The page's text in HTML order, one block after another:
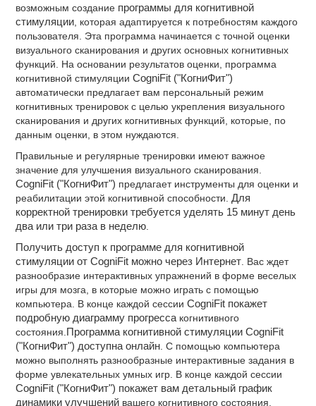
возможным создание программы для когнитивной
стимуляции , которая адаптируется к потребностям каждого
пользователя. Эта программа начинается с точной оценки
визуального сканирования и других основных когнитивных
функций. На основании результатов оценки, программа
когнитивной стимуляцииCogniFit ("КогниФит")
автоматически предлагает вам персональный режим
когнитивных тренировок с целью укрепления визуального
сканирования и других когнитивных функций, которые, по
данным оценки, в этом нуждаются.
Правильные и регулярные тренировки имеют важное
значение для улучшения визуального сканирования.
CogniFit ("КогниФит") предлагает инструменты для оценки и
реабилитации этой когнитивной способности.Для
корректной тренировки требуется уделять 15 минут день
два или три раза в неделю
Получить доступ к программе для когнитивной
стимуляции от CogniFit можно через Интернет . Вас ждет
разнообразие интерактивных упражнений в форме веселых
игры для мозга, в которые можно играть с помощью
компьютера. В конце каждой сессииCogniFit покажет
подробную диаграмму прогресса когнитивного
состояния. Программа когнитивной стимуляции CogniFit
("КогниФит") доступна онлайн . С помощью компьютера
можно выполнять разнообразные интерактивные задания в
форме увлекательных умных игр. В конце каждой сессии
CogniFit ("КогниФит") покажет вам детальный график
динамики улучшений вашего когнитивного состояния.